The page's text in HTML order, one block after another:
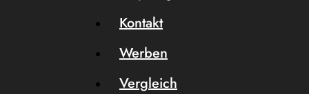
Kontakt
Werben
Vergleich